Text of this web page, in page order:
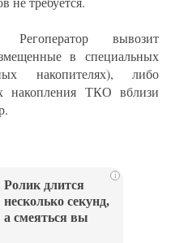
вывозит
в специальных
накопителях), либо
накопления ТКО вблизи
i
Ролик длится
несколько секунд,
а смеяться вы